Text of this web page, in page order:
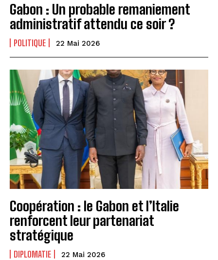
Gabon : Un probable remaniement
administratif attendu ce soir ?
POLITIQUE 22 Mai 2026
Coopération : le Gabon et l’Italie
renforcent leur partenariat
stratégique
DIPLOMATIE 22 Mai 2026